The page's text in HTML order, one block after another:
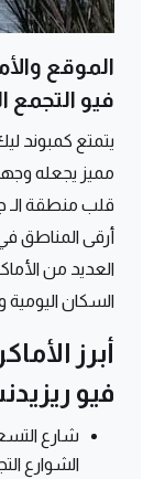
الموقع
فيو
يتمتع كمبوند
مميز يجعله
قلب منطقة الـ
أرقى المناطق
العديد من
السكان اليومية
أبرز
فيو
شارع
الشوارع